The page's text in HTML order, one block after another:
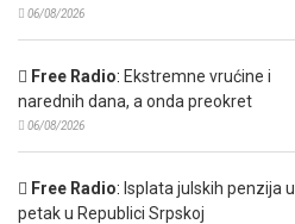
06/08/2026
Free Radio: Ekstremne vrućine i
narednih dana, a onda preokret
06/08/2026
Free Radio: Isplata julskih penzija u
petak u Republici Srpskoj